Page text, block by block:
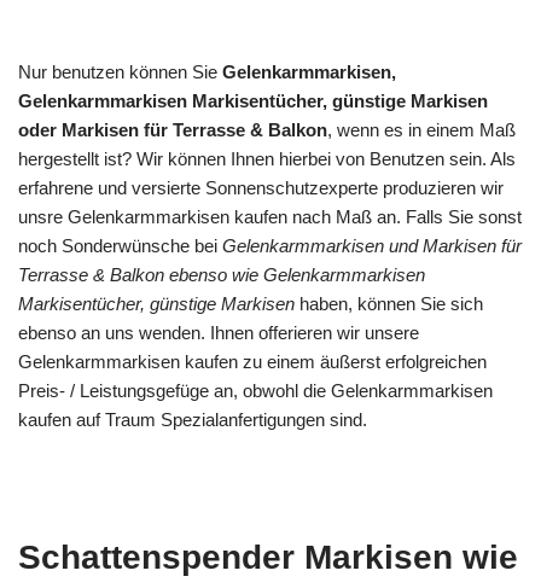
Nur benutzen können Sie Gelenkarmmarkisen,
Gelenkarmmarkisen Markisentücher, günstige Markisen
oder Markisen für Terrasse & Balkon, wenn es in einem Maß
hergestellt ist? Wir können Ihnen hierbei von Benutzen sein. Als
erfahrene und versierte Sonnenschutzexperte produzieren wir
unsre Gelenkarmmarkisen kaufen nach Maß an. Falls Sie sonst
noch Sonderwünsche bei Gelenkarmmarkisen und Markisen für
Terrasse & Balkon ebenso wie Gelenkarmmarkisen
Markisentücher, günstige Markisen haben, können Sie sich
ebenso an uns wenden. Ihnen offerieren wir unsere
Gelenkarmmarkisen kaufen zu einem äußerst erfolgreichen
Preis- / Leistungsgefüge an, obwohl die Gelenkarmmarkisen
kaufen auf Traum Spezialanfertigungen sind.
Schattenspender Markisen wie